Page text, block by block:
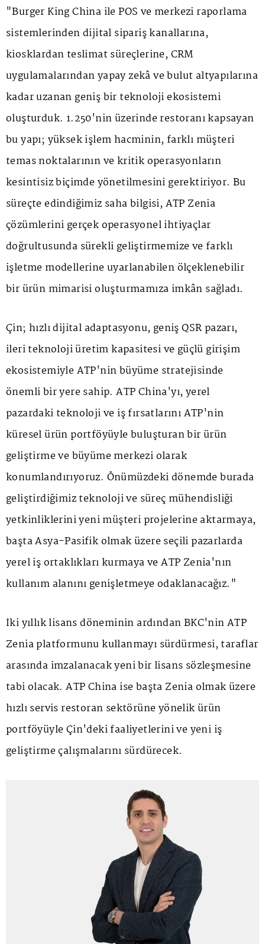
"Burger King China ile POS ve merkezi raporlama
sistemlerinden dijital sipariş kanallarına,
kiosklardan teslimat süreçlerine, CRM
uygulamalarından yapay zekâ ve bulut altyapılarına
kadar uzanan geniş bir teknoloji ekosistemi
oluşturduk. 1.250'nin üzerinde restoranı kapsayan
bu yapı; yüksek işlem hacminin, farklı müşteri
temas noktalarının ve kritik operasyonların
kesintisiz biçimde yönetilmesini gerektiriyor. Bu
süreçte edindiğimiz saha bilgisi, ATP Zenia
çözümlerini gerçek operasyonel ihtiyaçlar
doğrultusunda sürekli geliştirmemize ve farklı
işletme modellerine uyarlanabilen ölçeklenebilir
bir ürün mimarisi oluşturmamıza imkân sağladı.
Çin; hızlı dijital adaptasyonu, geniş QSR pazarı,
ileri teknoloji üretim kapasitesi ve güçlü girişim
ekosistemiyle ATP'nin büyüme stratejisinde
önemli bir yere sahip. ATP China'yı, yerel
pazardaki teknoloji ve iş fırsatlarını ATP'nin
küresel ürün portföyüyle buluşturan bir ürün
geliştirme ve büyüme merkezi olarak
konumlandırıyoruz. Önümüzdeki dönemde burada
geliştirdiğimiz teknoloji ve süreç mühendisliği
yetkinliklerini yeni müşteri projelerine aktarmaya,
başta Asya-Pasifik olmak üzere seçili pazarlarda
yerel iş ortaklıkları kurmaya ve ATP Zenia'nın
kullanım alanını genişletmeye odaklanacağız."
İki yıllık lisans döneminin ardından BKC'nin ATP
Zenia platformunu kullanmayı sürdürmesi, taraflar
arasında imzalanacak yeni bir lisans sözleşmesine
tabi olacak. ATP China ise başta Zenia olmak üzere
hızlı servis restoran sektörüne yönelik ürün
portföyüyle Çin'deki faaliyetlerini ve yeni iş
geliştirme çalışmalarını sürdürecek.